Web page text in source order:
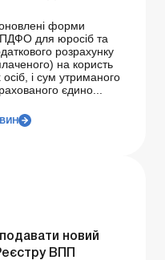
форми
ПДФО для юросіб та
розрахунку
на користь
осіб, і сум утриманого
єдино...
новий
ВПП